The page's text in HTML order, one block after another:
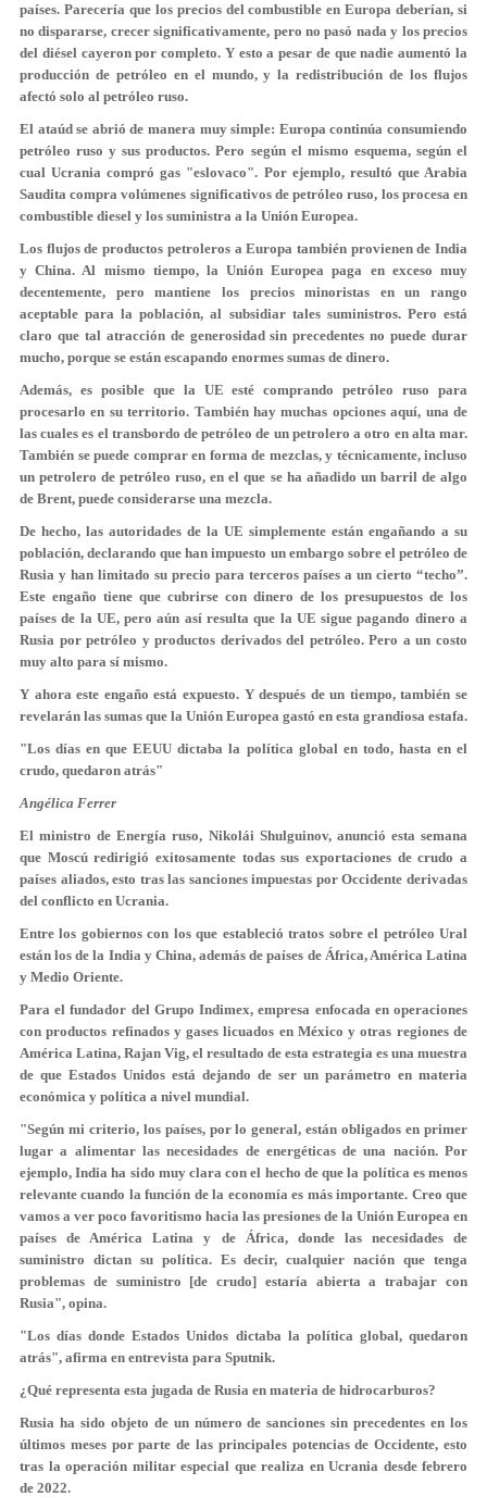
países. Parecería que los precios del combustible en Europa deberían, si
no dispararse, crecer significativamente, pero no pasó nada y los precios
del diésel cayeron por completo. Y esto a pesar de que nadie aumentó la
producción de petróleo en el mundo, y la redistribución de los flujos
afectó solo al petróleo ruso.
El ataúd se abrió de manera muy simple: Europa continúa consumiendo
petróleo ruso y sus productos. Pero según el mismo esquema, según el
cual Ucrania compró gas "eslovaco". Por ejemplo, resultó que Arabia
Saudita compra volúmenes significativos de petróleo ruso, los procesa en
combustible diesel y los suministra a la Unión Europea.
Los flujos de productos petroleros a Europa también provienen de India
y China. Al mismo tiempo, la Unión Europea paga en exceso muy
decentemente, pero mantiene los precios minoristas en un rango
aceptable para la población, al subsidiar tales suministros. Pero está
claro que tal atracción de generosidad sin precedentes no puede durar
mucho, porque se están escapando enormes sumas de dinero.
Además, es posible que la UE esté comprando petróleo ruso para
procesarlo en su territorio. También hay muchas opciones aquí, una de
las cuales es el transbordo de petróleo de un petrolero a otro en alta mar.
También se puede comprar en forma de mezclas, y técnicamente, incluso
un petrolero de petróleo ruso, en el que se ha añadido un barril de algo
de Brent, puede considerarse una mezcla.
De hecho, las autoridades de la UE simplemente están engañando a su
población, declarando que han impuesto un embargo sobre el petróleo de
Rusia y han limitado su precio para terceros países a un cierto “techo”.
Este engaño tiene que cubrirse con dinero de los presupuestos de los
países de la UE, pero aún así resulta que la UE sigue pagando dinero a
Rusia por petróleo y productos derivados del petróleo. Pero a un costo
muy alto para sí mismo.
Y ahora este engaño está expuesto. Y después de un tiempo, también se
revelarán las sumas que la Unión Europea gastó en esta grandiosa estafa.
"Los días en que EEUU dictaba la política global en todo, hasta en el
crudo, quedaron atrás"
Angélica Ferrer
El ministro de Energía ruso, Nikolái Shulguinov, anunció esta semana
que Moscú redirigió exitosamente todas sus exportaciones de crudo a
países aliados, esto tras las sanciones impuestas por Occidente derivadas
del conflicto en Ucrania.
Entre los gobiernos con los que estableció tratos sobre el petróleo Ural
están los de la India y China, además de países de África, América Latina
y Medio Oriente.
Para el fundador del Grupo Indimex, empresa enfocada en operaciones
con productos refinados y gases licuados en México y otras regiones de
América Latina, Rajan Vig, el resultado de esta estrategia es una muestra
de que Estados Unidos está dejando de ser un parámetro en materia
económica y política a nivel mundial.
"Según mi criterio, los países, por lo general, están obligados en primer
lugar a alimentar las necesidades de energéticas de una nación. Por
ejemplo, India ha sido muy clara con el hecho de que la política es menos
relevante cuando la función de la economía es más importante. Creo que
vamos a ver poco favoritismo hacia las presiones de la Unión Europea en
países de América Latina y de África, donde las necesidades de
suministro dictan su política. Es decir, cualquier nación que tenga
problemas de suministro [de crudo] estaría abierta a trabajar con
Rusia", opina.
"Los días donde Estados Unidos dictaba la política global, quedaron
atrás", afirma en entrevista para Sputnik.
¿Qué representa esta jugada de Rusia en materia de hidrocarburos?
Rusia ha sido objeto de un número de sanciones sin precedentes en los
últimos meses por parte de las principales potencias de Occidente, esto
tras la operación militar especial que realiza en Ucrania desde febrero
de 2022.